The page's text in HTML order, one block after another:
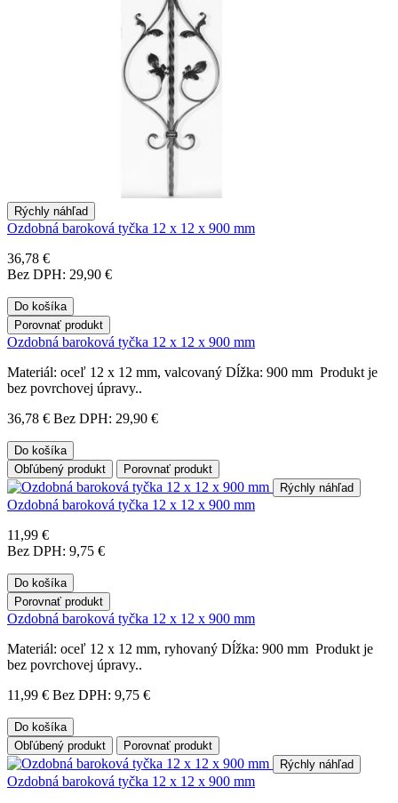
Rýchly náhľad
Ozdobná baroková tyčka 12 x 12 x 900 mm
36,78 €
Bez DPH: 29,90 €
Do košíka
Porovnať produkt
Ozdobná baroková tyčka 12 x 12 x 900 mm
Materiál: oceľ 12 x 12 mm, valcovaný Dĺžka: 900 mm Produkt je
bez povrchovej úpravy..
36,78 € Bez DPH: 29,90 €
Do košíka
Obľúbený produkt
Porovnať produkt
Rýchly náhľad
Ozdobná baroková tyčka 12 x 12 x 900 mm
11,99 €
Bez DPH: 9,75 €
Do košíka
Porovnať produkt
Ozdobná baroková tyčka 12 x 12 x 900 mm
Materiál: oceľ 12 x 12 mm, ryhovaný Dĺžka: 900 mm Produkt je
bez povrchovej úpravy..
11,99 € Bez DPH: 9,75 €
Do košíka
Obľúbený produkt
Porovnať produkt
Rýchly náhľad
Ozdobná baroková tyčka 12 x 12 x 900 mm